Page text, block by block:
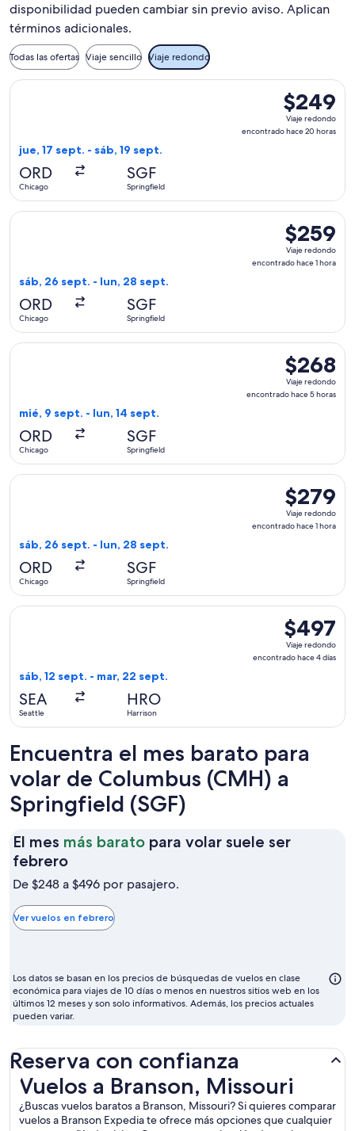
disponibilidad pueden cambiar sin previo aviso. Aplican
términos adicionales.
Todas las ofertas Viaje sencillo Viaje redondo
$249
Viaje
redondo,
$249
Viaje redondo
encontrado hace 20 horas
jue, 17 sept. - sáb, 19 sept.
ORD
Chicago
SGF
Springfield
Seleccionar vuelo de United, con salida el jue, 17 sept.
$259
Viaje
redondo,
$259
Viaje redondo
encontrado hace 1 hora
sáb, 26 sept. - lun, 28 sept.
ORD
Chicago
SGF
Springfield
Seleccionar vuelo de American Airlines, con salida el sáb,
$268
Viaje
redondo,
$268
Viaje redondo
encontrado hace 5 horas
mié, 9 sept. - lun, 14 sept.
ORD
Chicago
SGF
Springfield
Seleccionar vuelo de United, con salida el mié, 9 sept.
$279
Viaje
redondo,
$279
Viaje redondo
encontrado hace 1 hora
sáb, 26 sept. - lun, 28 sept.
ORD
Chicago
SGF
Springfield
Seleccionar vuelo de Delta, con salida el sáb, 26 sept.
$497
Viaje
redondo,
$497
Viaje redondo
encontrado hace 4 días
sáb, 12 sept. - mar, 22 sept.
SEA
Seattle
HRO
Harrison
Seleccionar vuelo de Alaska Airlines, con salida el sáb, 12
Encuentra el mes barato para
volar de Columbus (CMH) a
Springfield (SGF)
El mes más barato para volar suele ser
febreroEl
mes
barato
para
suele
ser
febrero
De $248 a $496 por pasajero.
Ver vuelos en febrero
Los datos se basan en los precios de búsquedas de vuelos en clase
económica para viajes de 10 días o menos en nuestros sitios web en los
últimos 12 meses y son solo informativos. Además, los precios actuales
pueden variar.
Reserva con confianza
Vuelos a Branson, Missouri
¿Buscas vuelos baratos a Branson, Missouri? Si quieres comparar
vuelos a Branson Expedia te ofrece más opciones que cualquier
Vuelos a Branson, Missouri